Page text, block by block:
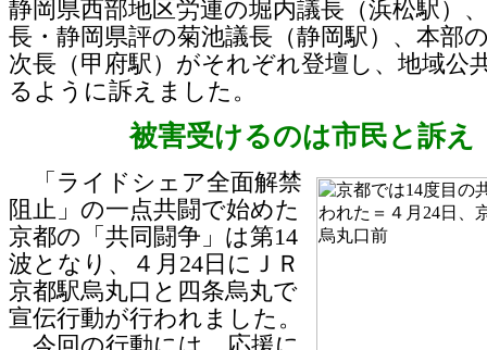
静岡県西部地区労連の堀内議長（浜松駅）
長・静岡県評の菊池議長（静岡駅）、本部
次長（甲府駅）がそれぞれ登壇し、地域公
るように訴えました。
被害受けるのは市民と訴え
「ライドシェア全面解禁
阻止」の一点共闘で始めた
京都の「共同闘争」は第14
波となり、４月24日にＪＲ
京都駅烏丸口と四条烏丸で
宣伝行動が行われました。